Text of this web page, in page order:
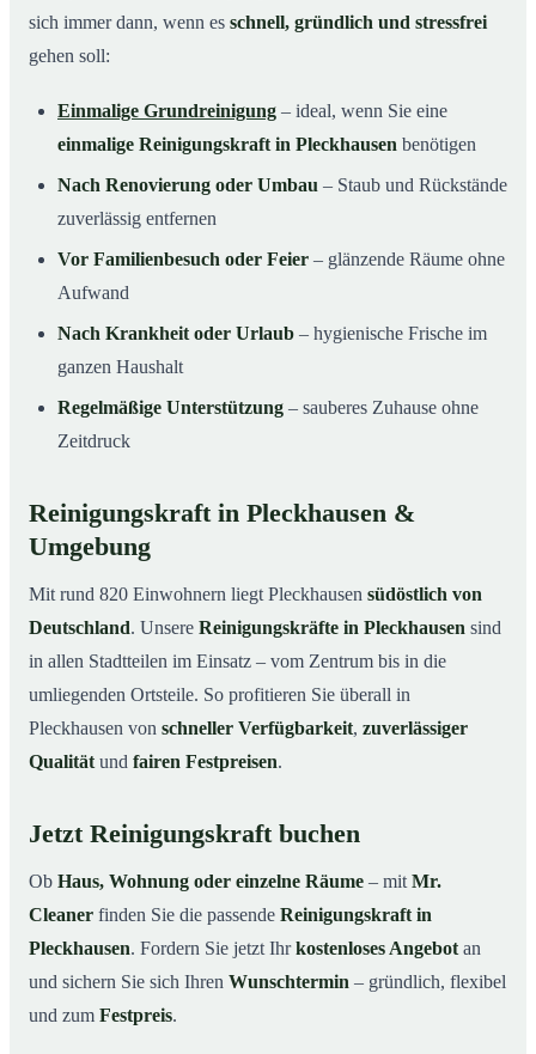
sich immer dann, wenn es schnell, gründlich und stressfrei
gehen soll:
Einmalige Grundreinigung – ideal, wenn Sie eine
einmalige Reinigungskraft in Pleckhausen benötigen
Nach Renovierung oder Umbau – Staub und Rückstände
zuverlässig entfernen
Vor Familienbesuch oder Feier – glänzende Räume ohne
Aufwand
Nach Krankheit oder Urlaub – hygienische Frische im
ganzen Haushalt
Regelmäßige Unterstützung – sauberes Zuhause ohne
Zeitdruck
Reinigungskraft in Pleckhausen &
Umgebung
Mit rund 820 Einwohnern liegt Pleckhausen südöstlich von
Deutschland. Unsere Reinigungskräfte in Pleckhausen sind
in allen Stadtteilen im Einsatz – vom Zentrum bis in die
umliegenden Ortsteile. So profitieren Sie überall in
Pleckhausen von schneller Verfügbarkeit, zuverlässiger
Qualität und fairen Festpreisen.
Jetzt Reinigungskraft buchen
Ob Haus, Wohnung oder einzelne Räume – mit Mr.
Cleaner finden Sie die passende Reinigungskraft in
Pleckhausen. Fordern Sie jetzt Ihrkostenloses Angebot an
und sichern Sie sich Ihren Wunschtermin – gründlich, flexibel
und zum Festpreis.